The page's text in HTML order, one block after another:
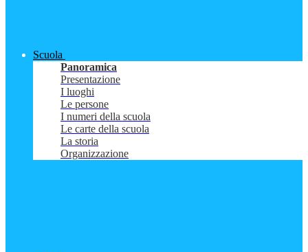
Scuola
Panoramica
Presentazione
I luoghi
Le persone
I numeri della scuola
Le carte della scuola
La storia
Organizzazione